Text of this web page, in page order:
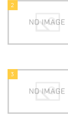
2
3